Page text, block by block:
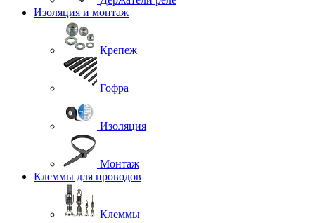
Изоляция и монтаж
Крепеж
Гофра
Изоляция
Монтаж
Клеммы для проводов
Клеммы